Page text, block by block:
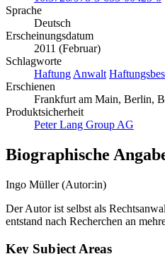
Sprache
Deutsch
Erscheinungsdatum
2011 (Februar)
Schlagworte
Haftung Anwalt
Erschienen
Frankfurt am Main, Berlin,
Produktsicherheit
Peter Lang Group AG
Biographische
Ingo Müller (Autor:in)
Der Autor ist selbst als
entstand nach Recherchen an
Key Subject Areas